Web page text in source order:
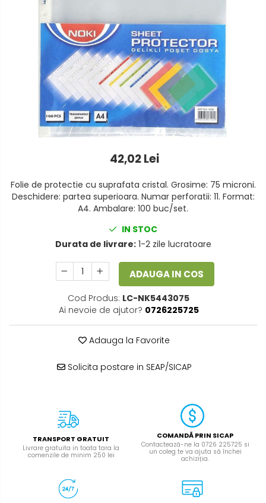
Foarfeci
Lipiciuri
Suporturi pentru accesorii
Suporturi pentru documente
Tavite pentru Documente
Tusuri si tusiere
Detergenti vase
Dispensere si consumabile
Europubele
Hartie igienica
Odorizante
Saci menajeri
Sapunuri si dezinfectanti
42,02 Lei
Folie de protectie cu suprafata cristal. Grosime: 75 microni.
Deschidere: partea superioara. Numar perforatii: 11. Format:
A4. Ambalare: 100 buc/set.
IN STOC
Durata de livrare:1-2 zile lucratoare
ADAUGA IN COS
Cod Produs: LC-NK5443075
Ai nevoie de ajutor? 0726225725
Adauga la Favorite
Solicita postare in SEAP/SICAP
TRANSPORT GRATUIT
Livrare gratuita in toata tara la
comenzile de minim 250 lei
COMANDĂ PRIN SICAP
Contactează-ne la 0726 225725 si
un coleg te va ajuta să închei
achiziția.